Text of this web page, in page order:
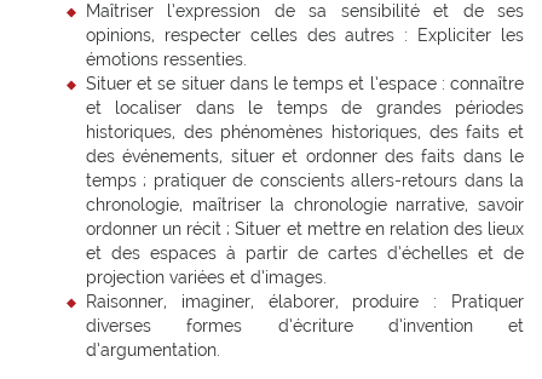
Maîtriser l’expression de sa sensibilité et de ses
opinions, respecter celles des autres : Expliciter les
émotions ressenties.
Situer et se situer dans le temps et l’espace : connaître
et localiser dans le temps de grandes périodes
historiques, des phénomènes historiques, des faits et
des événements, situer et ordonner des faits dans le
temps ; pratiquer de conscients allers-retours dans la
chronologie, maîtriser la chronologie narrative, savoir
ordonner un récit ; Situer et mettre en relation des lieux
et des espaces à partir de cartes d’échelles et de
projection variées et d’images.
Raisonner, imaginer, élaborer, produire : Pratiquer
diverses formes d’écriture d’invention et
d’argumentation.